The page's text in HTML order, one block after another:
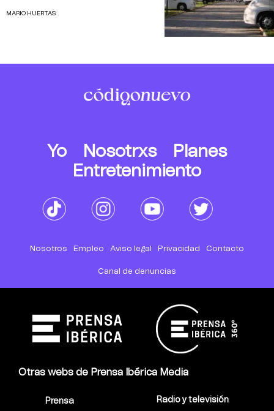
MARIO HUERTAS
Yo Nosotrxs
Planes
Entretenimiento
Nosotros Empleo Aviso legal Privacidad Contacto
Canal de denuncias
Otras webs de Prensa Ibérica Media
Prensa Radio y televisión